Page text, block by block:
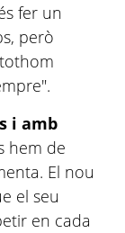
fer un
però
i amb
hem de
El nou
el seu
en cada